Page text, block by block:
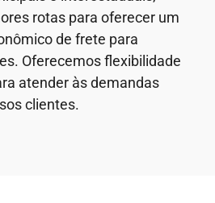
rotas para oferecer um
de frete para
Oferecemos flexibilidade
atender às demandas
clientes.